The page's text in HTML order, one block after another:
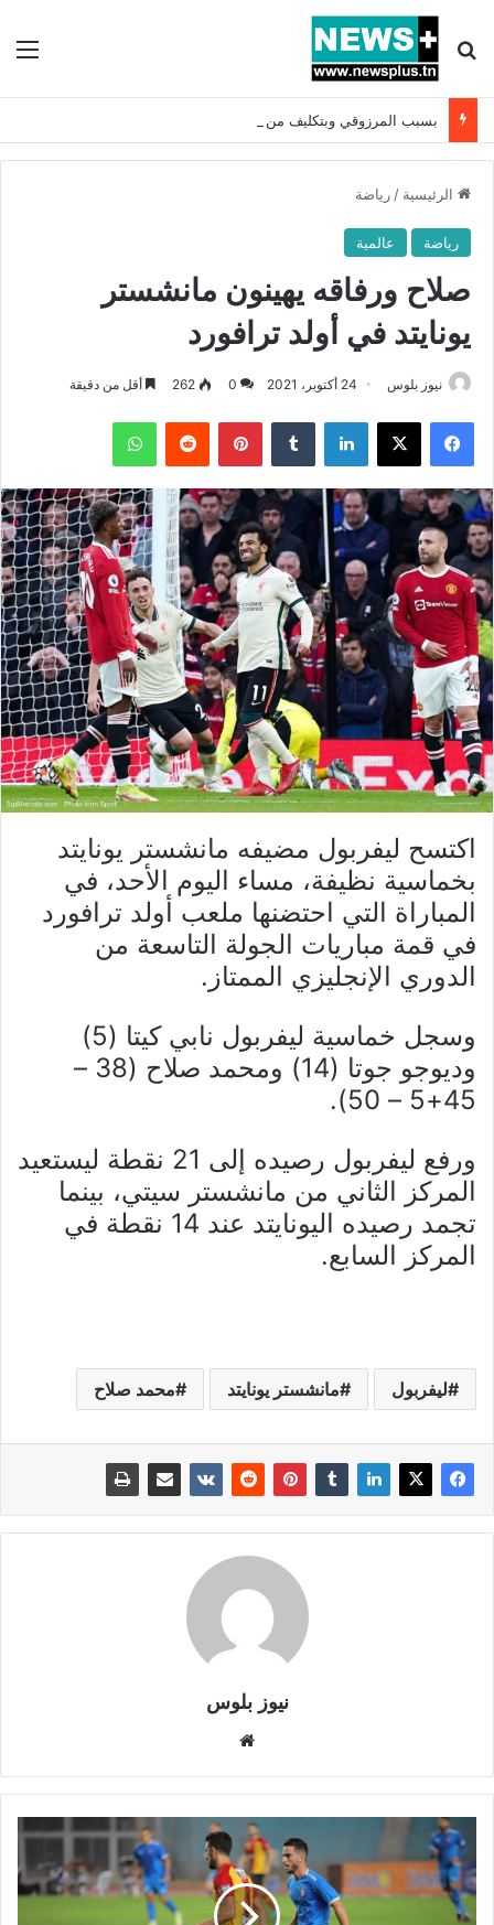
بحث عن
الرئيسية / رياضة
رياضة عالمية
صلاح ورفاقه يهينون مانشستر
يونايتد في أولد ترافورد
نيوز بلوس 24 أكتوبر، 2021 0
262 أقل من دقيقة
فيسبوك X لينكدإن بينتيريست واتساب
اكتسح ليفربول مضيفه مانشستر يونايتد
بخماسية نظيفة، مساء اليوم الأحد، في
المباراة التي احتضنها ملعب أولد ترافورد
في قمة مباريات الجولة التاسعة من
الدوري الإنجليزي الممتاز.
وسجل خماسية ليفربول نابي كيتا (5)
وديوجو جوتا (14) ومحمد صلاح (38 –
45+5 – 50).
ورفع ليفربول رصيده إلى 21 نقطة ليستعيد
المركز الثاني من مانشستر سيتي، بينما
تجمد رصيده اليونايتد عند 14 نقطة في
المركز السابع.
ليفربول مانشستر يونايتد محمد صلاح
نيوز بلوس